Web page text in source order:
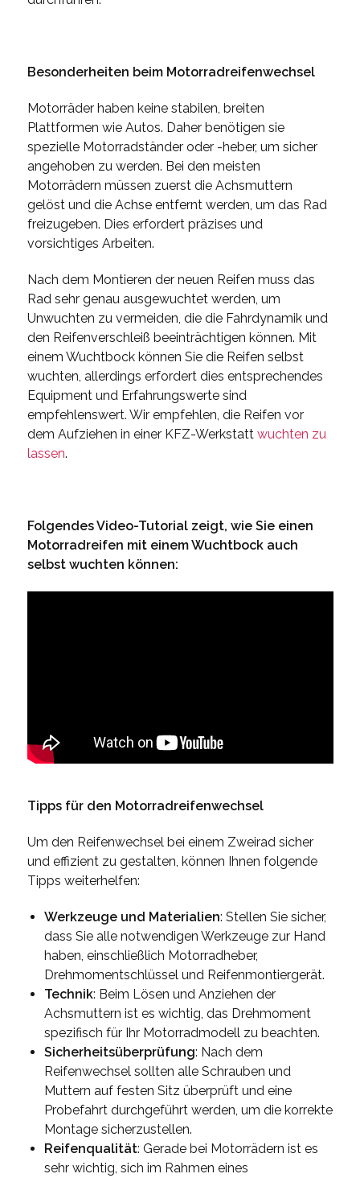
Besonderheiten beim Motorradreifenwechsel
Motorräder haben keine stabilen, breiten
Plattformen wie Autos. Daher benötigen sie
spezielle Motorradständer oder -heber, um sicher
angehoben zu werden. Bei den meisten
Motorrädern müssen zuerst die Achsmuttern
gelöst und die Achse entfernt werden, um das Rad
freizugeben. Dies erfordert präzises und
vorsichtiges Arbeiten.
Nach dem Montieren der neuen Reifen muss das
Rad sehr genau ausgewuchtet werden, um
Unwuchten zu vermeiden, die die Fahrdynamik und
den Reifenverschleiß beeinträchtigen können. Mit
einem Wuchtbock können Sie die Reifen selbst
wuchten, allerdings erfordert dies entsprechendes
Equipment und Erfahrungswerte sind
empfehlenswert. Wir empfehlen, die Reifen vor
dem Aufziehen in einer KFZ-Werkstatt wuchten zu
lassen.
Folgendes Video-Tutorial zeigt, wie Sie einen
Motorradreifen mit einem Wuchtbock auch
selbst wuchten können:
Tipps für den Motorradreifenwechsel
Um den Reifenwechsel bei einem Zweirad sicher
und effizient zu gestalten, können Ihnen folgende
Tipps weiterhelfen:
Werkzeuge und Materialien: Stellen Sie sicher,
dass Sie alle notwendigen Werkzeuge zur Hand
haben, einschließlich Motorradheber,
Drehmomentschlüssel und Reifenmontiergerät.
Technik: Beim Lösen und Anziehen der
Achsmuttern ist es wichtig, das Drehmoment
spezifisch für Ihr Motorradmodell zu beachten.
Sicherheitsüberprüfung: Nach dem
Reifenwechsel sollten alle Schrauben und
Muttern auf festen Sitz überprüft und eine
Probefahrt durchgeführt werden, um die korrekte
Montage sicherzustellen.
Reifenqualität: Gerade bei Motorrädern ist es
sehr wichtig, sich im Rahmen eines